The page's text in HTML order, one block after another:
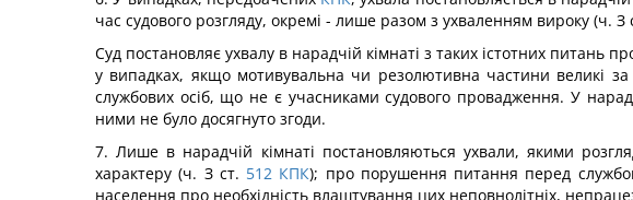
час судового розгляду, окремі - лише разом з ухваленням вироку (ч. З
Суд постановляє ухвалу в нарадчій кімнаті з таких істотних питань
у випадках, якщо мотивувальна чи резолютивна частини великі
службових осіб, що не є учасниками судового провадження. У
ними не було досягнуто згоди.
7. Лише в нарадчій кімнаті постановляються ухвали, якими
характеру (ч. З ст. 512 КПК); про порушення питання перед
населення про необхідність влаштування цих неповнолітніх,